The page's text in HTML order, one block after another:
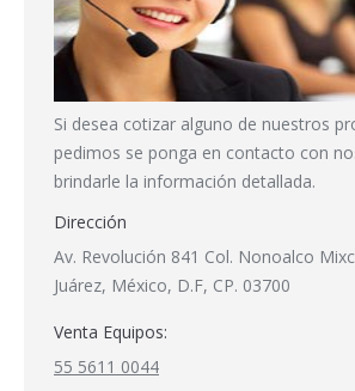
Si desea cotizar alguno de nuestros
pedimos se ponga en contacto con
brindarle la información detallada.
Dirección
Av. Revolución 841 Col. Nonoalco
Juárez, México, D.F, CP. 03700
Venta Equipos:
55 5611 0044